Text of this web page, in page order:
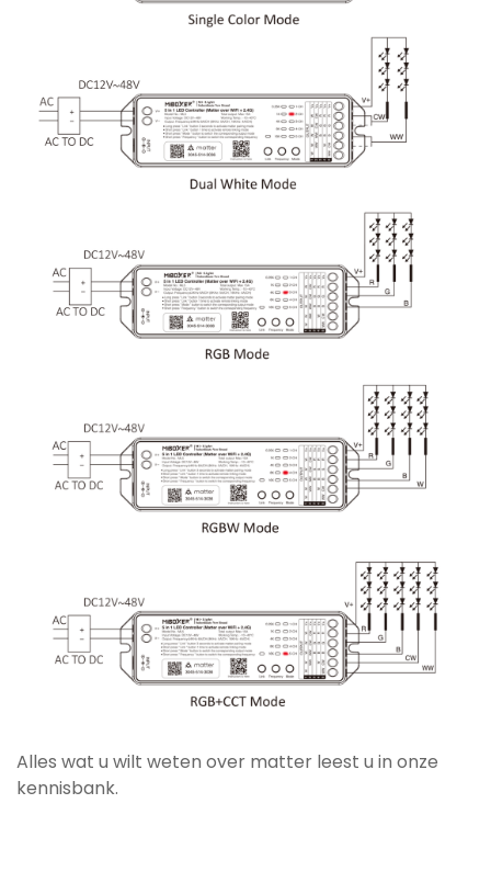
Alles wat u wilt weten over matter leest u in onze
kennisbank.